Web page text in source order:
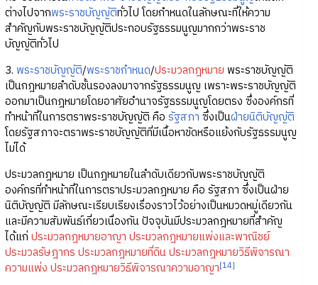
ต่างไปจากพระราชบัญญัติทั่วไป โดยกำหนดในลักษณะที่ให้ความ
สำคัญกับพระราชบัญญัติประกอบรัฐธรรมนูญมากกว่าพระราช
บัญญัติทั่วไป
3. พระราชบัญญัติ/พระราชกำหนด/ประมวลกฎหมาย พระราชบัญญัติ
เป็นกฎหมายลำดับชั้นรองลงมาจากรัฐธรรมนูญ เพราะพระราชบัญญัติ
ออกมาเป็นกฎหมายโดยอาศัยอำนาจรัฐธรรมนูญโดยตรง ซึ่งองค์กรที่
ทำหน้าที่ในการตราพระราชบัญญัติ คือ รัฐสภา ซึ่งเป็นฝ่ายนิติบัญญัติ
โดยรัฐสภาจะตราพระราชบัญญัติที่มีเนื้อหาขัดหรือแย้งกับรัฐธรรมนูญ
ไม่ได้
ประมวลกฎหมาย เป็นกฎหมายในลำดับเดียวกับพระราชบัญญัติ
องค์กรที่ทำหน้าที่ในการตราประมวลกฎหมาย คือ รัฐสภา ซึ่งเป็นฝ่าย
นิติบัญญัติ มีลักษณะเรียบเรียงเรื่องราวไว้อย่างเป็นหมวดหมู่เดียวกัน
และมีความสัมพันธ์เกี่ยวเนื่องกัน ปัจจุบันมีประมวลกฎหมายที่สำคัญ
ได้แก่ ประมวลกฎหมายอาญา ประมวลกฎหมายแพ่งและพาณิชย์
ประมวลรัษฎากร ประมวลกฎหมายที่ดินประมวลกฎหมายวิธีพิจารณา
ความแพ่ง ประมวลกฎหมายวิธีพิจารณาความอาญา[14]